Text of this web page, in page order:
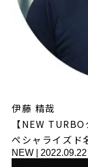
伊藤 精哉
【NEW
ペシャライズ
NEW 2022.09.22